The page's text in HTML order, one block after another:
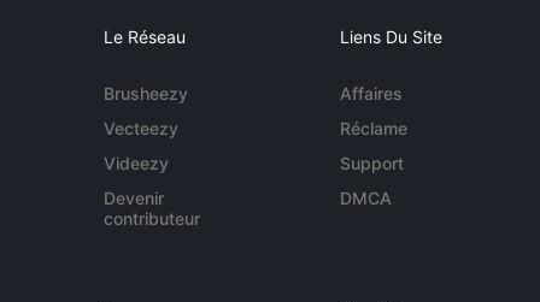
Le Réseau
Brusheezy
Vecteezy
Videezy
Devenir
contributeur
Liens Du Site
Affaires
Réclame
Support
DMCA